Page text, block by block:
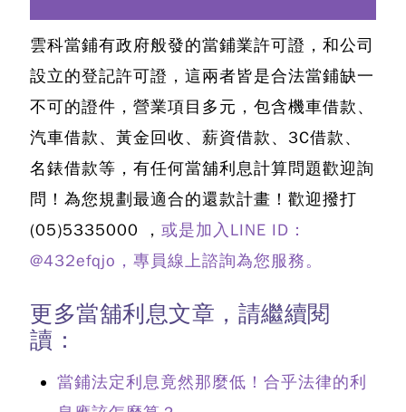
雲科當鋪有政府般發的當鋪業許可證，和公司
設立的登記許可證，這兩者皆是合法當鋪缺一
不可的證件，營業項目多元，包含機車借款、
汽車借款、黃金回收、薪資借款、3C借款、
名錶借款等， 有任何當舖利息計算問題歡迎詢
問 ！為您規劃最適合的還款計畫！歡迎撥打
(05)5335000
， 或是加入LINE ID：
@432efqjo，專員線上諮詢為您服務。
更多當舖利息文章，請繼續閱
讀：
當鋪法定利息竟然那麼低！合乎法律的利